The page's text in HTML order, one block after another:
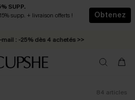
SUPP.
supp. + livraison offerts !
Obtenez
2-3 jours ouvrés >>
: -25% dès 4 achetés >>
84 articles